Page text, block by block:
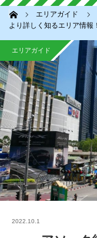
ホーム エリアガイド
より詳しく知るエリア情報！
エリアガイド
2022.10.1